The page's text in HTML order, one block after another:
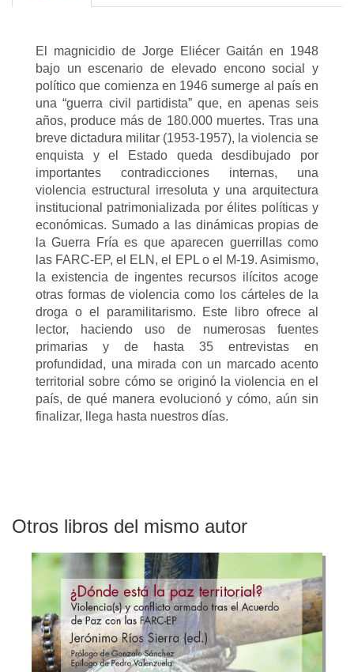
El magnicidio de Jorge Eliécer Gaitán en 1948
bajo un escenario de elevado encono social y
político que comienza en 1946 sumerge al país en
una “guerra civil partidista” que, en apenas seis
años, produce más de 180.000 muertes. Tras una
breve dictadura militar (1953-1957), la violencia se
enquista y el Estado queda desdibujado por
importantes contradicciones internas, una
violencia estructural irresoluta y una arquitectura
institucional patrimonializada por élites políticas y
económicas. Sumado a las dinámicas propias de
la Guerra Fría es que aparecen guerrillas como
las FARC-EP, el ELN, el EPL o el M-19. Asimismo,
la existencia de ingentes recursos ilícitos acoge
otras formas de violencia como los cárteles de la
droga o el paramilitarismo. Este libro ofrece al
lector, haciendo uso de numerosas fuentes
primarias y de hasta 35 entrevistas en
profundidad, una mirada con un marcado acento
territorial sobre cómo se originó la violencia en el
país, de qué manera evolucionó y cómo, aún sin
finalizar, llega hasta nuestros días.
Otros libros del mismo autor